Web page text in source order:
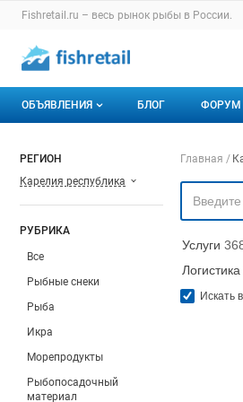
Раздел навигации по
Fishretail.ru – весь рынок рыбы в России.
Авторизация и меню
Навигация по разделам
ОБЪЯВЛЕНИЯ
Горячее предложение
БЛОГ ФОРУМ
С
РЕГИОН
Карелия республика
РУБРИКА
Все
Рыбные снеки
Рыба
Икра
Морепродукты
Рыбопосадочный
материал
Главная
Услуги
Логистика
Искать